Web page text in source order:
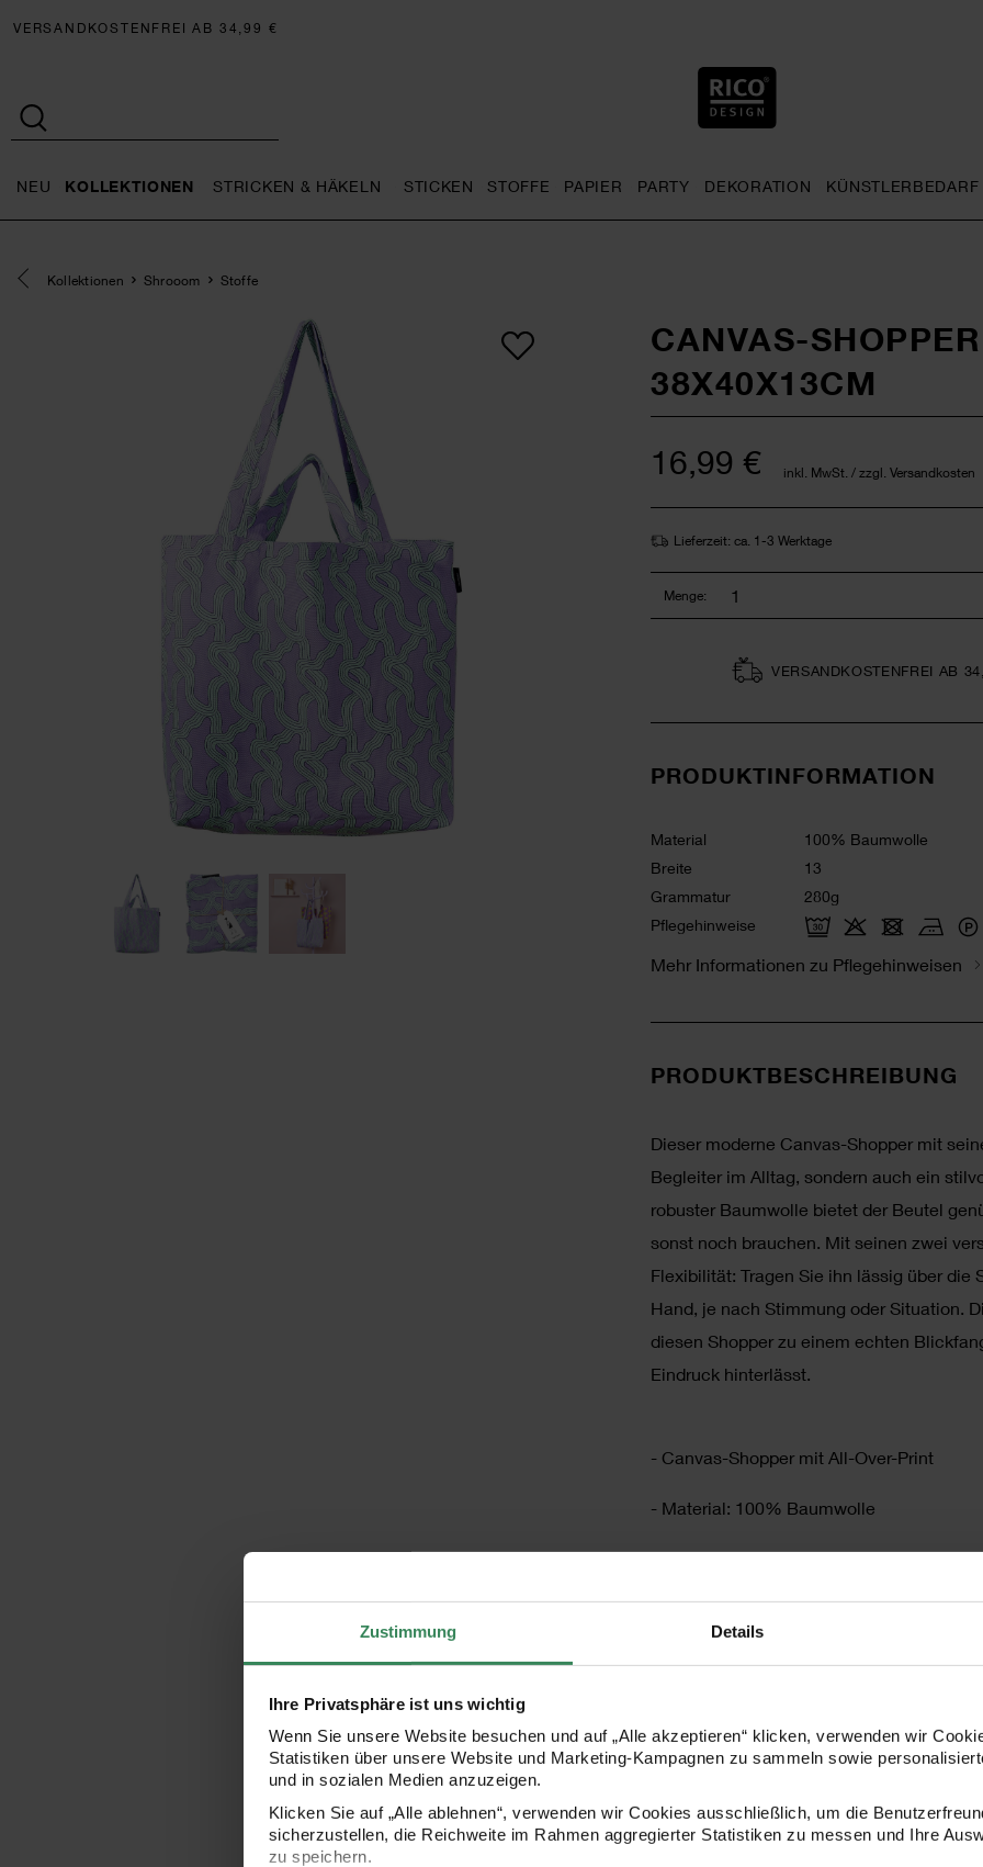
Zustimmung Details
Ihre Privatsphäre ist uns wichtig
Wenn Sie unsere Website besuchen und auf „Alle akzeptieren“ klicken, verwenden wir
Statistiken über unsere Website und Marketing-Kampagnen zu sammeln sowie
und in sozialen Medien anzuzeigen.
Klicken Sie auf „Alle ablehnen“, verwenden wir Cookies ausschließlich, um die
sicherzustellen, die Reichweite im Rahmen aggregierter Statistiken zu messen und Ihre
zu speichern.
VERSANDKOSTENFREI AB 34,99 €
NEU KOLLEKTIONEN STRICKEN & HÄKELN STICKEN STOFFE PAPIER PARTY DEKORATION KÜNSTLERBEDARF
Eine Kategorie zurück navigieren
Kollektionen Shrooom Stoffe
CANVAS-
38X40X13CM
16,99 € inkl. MwSt. / zzgl. Versandkosten
Lieferzeit: ca. 1-3 Werktage
Menge:
VERSAND­KOSTEN­FREI AB
PRODUKTINFORMATION
Material
100% Baumwolle
Breite
13
Grammatur
280g
Pflegehinweise
Mehr Informationen zu Pflegehinweisen
PRODUKTBESCHREIBUNG
Dieser moderne Canvas-Shopper mit
Begleiter im Alltag, sondern auch ein
robuster Baumwolle bietet der Beutel
sonst noch brauchen. Mit seinen zwei
Flexibilität: Tragen Sie ihn lässig über
Hand, je nach Stimmung oder Situation.
diesen Shopper zu einem echten
Eindruck hinterlässt.
- Canvas-Shopper mit All-Over-Print
- Material: 100% Baumwolle
- Grammatur: 280 g/m²
- Maße: 38x40x13 cm